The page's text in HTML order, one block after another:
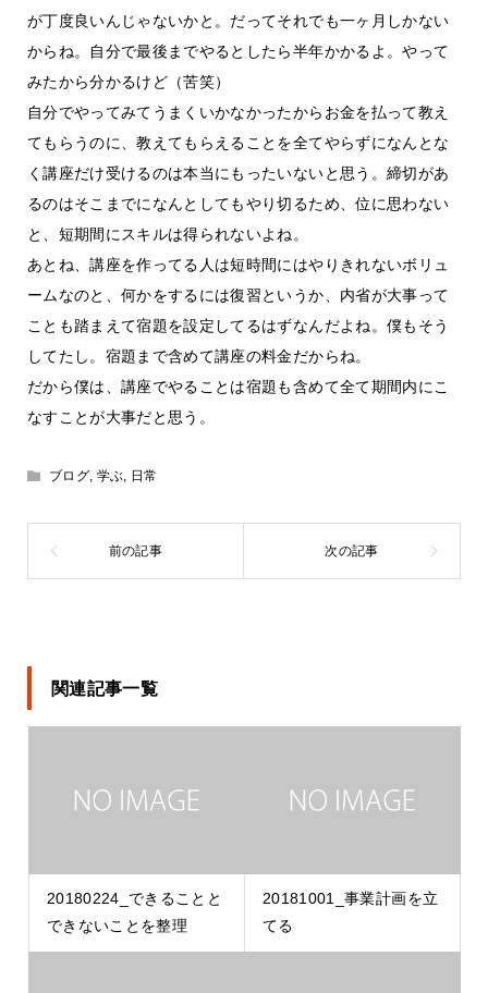
が丁度良いんじゃないかと。だってそれでも一ヶ月しかない
からね。自分で最後までやるとしたら半年かかるよ。やって
みたから分かるけど（苦笑）
自分でやってみてうまくいかなかったからお金を払って教え
てもらうのに、教えてもらえることを全てやらずになんとな
く講座だけ受けるのは本当にもったいないと思う。締切があ
るのはそこまでになんとしてもやり切るため、位に思わない
と、短期間にスキルは得られないよね。
あとね、講座を作ってる人は短時間にはやりきれないボリュ
ームなのと、何かをするには復習というか、内省が大事って
ことも踏まえて宿題を設定してるはずなんだよね。僕もそう
してたし。宿題まで含めて講座の料金だからね。
だから僕は、講座でやることは宿題も含めて全て期間内にこ
なすことが大事だと思う。
ブログ, 学ぶ, 日常
関連記事一覧
20180224_できることと
できないことを整理
20181001_事業計画を立
てる